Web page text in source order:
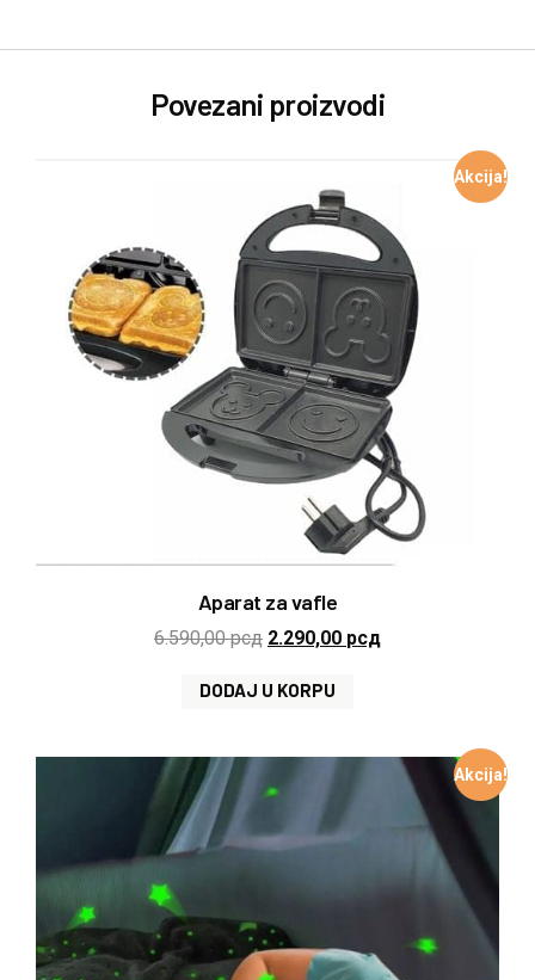
Povezani proizvodi
Akcija!
Aparat za vafle
6.590,00рсд 2.290,00 рсд
DODAJ U KORPU
Akcija!